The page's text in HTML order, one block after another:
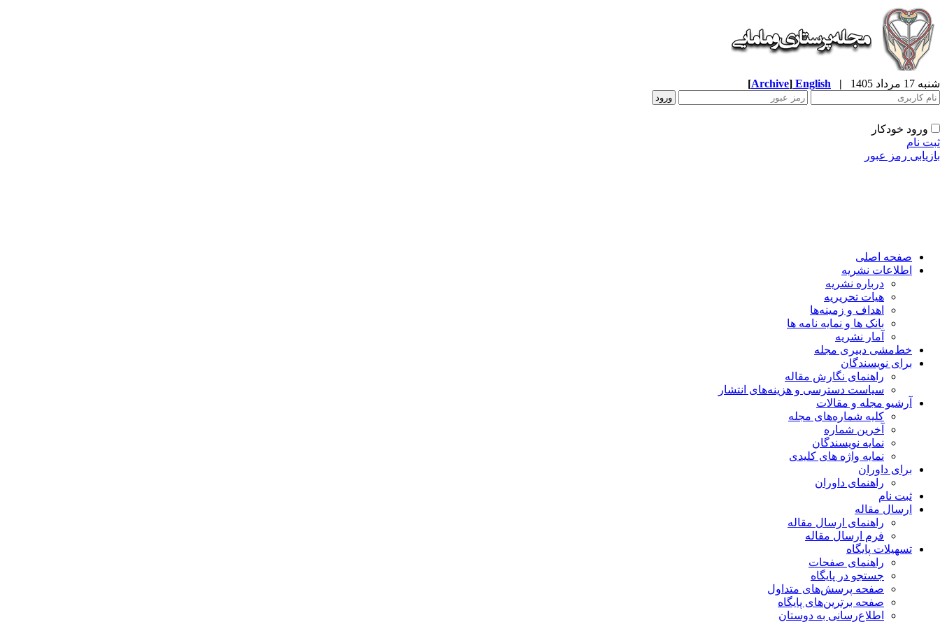
شنبه 17 مرداد 1405 |
English
[Archive]
ورود خودکار
ثبت نام
بازیابی رمز عبور
صفحه اصلی
اطلاعات نشریه
درباره نشریه
هیات تحریریه
اهداف و زمینه‌ها
بانک ها و نمایه نامه ها
آمار نشریه
خط‌مشی دبیری مجله
برای نویسندگان
راهنمای نگارش مقاله
سیاست دسترسی و هزینه‌های انتشار
آرشیو مجله و مقالات
کلیه شماره‌های مجله
آخرین شماره
نمایه نویسندگان
نمایه واژه های کلیدی
برای داوران
راهنمای داوران
ثبت نام
ارسال مقاله
راهنمای ارسال مقاله
فرم ارسال مقاله
تسهیلات پایگاه
راهنمای صفحات
جستجو در پایگاه
صفحه پرسش‌های متداول
صفحه برترین‌های پایگاه
اطلاع‌رسانی به دوستان